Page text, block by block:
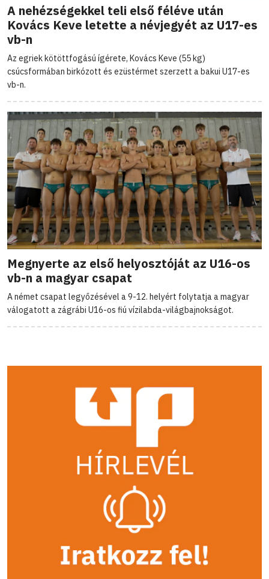
A nehézségekkel teli első féléve után
Kovács Keve letette a névjegyét az U17-es
vb-n
Az egriek kötöttfogású ígérete, Kovács Keve (55 kg)
csúcsformában birkózott és ezüstérmet szerzett a bakui U17-es
vb-n.
Megnyerte az első helyosztóját az U16-os
vb-n a magyar csapat
A német csapat legyőzésével a 9-12. helyért folytatja a magyar
válogatott a zágrábi U16-os fiú vízilabda-világbajnokságot.